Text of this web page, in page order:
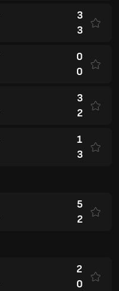
3
3
0
0
3
2
1
3
5
2
2
0